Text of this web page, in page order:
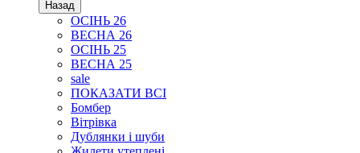
Назад
ОСІНЬ 26
ВЕСНА 26
ОСІНЬ 25
ВЕСНА 25
sale
ПОКАЗАТИ ВСІ
Бомбер
Вітрівка
Дублянки і шуби